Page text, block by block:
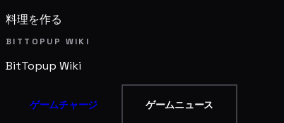
料理を作る
BITTOPUP WIKI
BitTopup Wiki
ゲームチャージ ゲームニュース